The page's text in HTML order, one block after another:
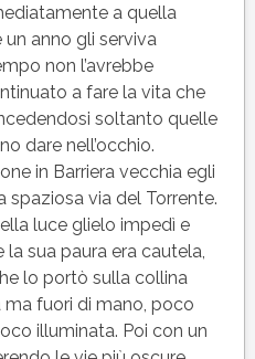
a quella
anno gli serviva
non l’avrebbe
a fare la vita che
soltanto quelle
dare nell’occhio.
in Barriera vecchia egli
spaziosa via del Torrente.
luce glielo impedì e
sua paura era cautela,
lo portò sulla collina
ma fuori di mano, poco
illuminata. Poi con un